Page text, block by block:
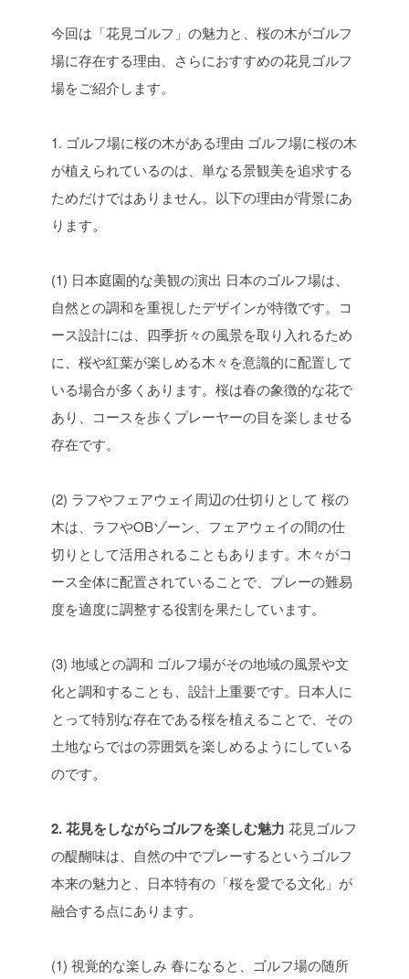
今回は「花見ゴルフ」の魅力と、桜の木がゴルフ
場に存在する理由、さらにおすすめの花見ゴルフ
場をご紹介します。
1. ゴルフ場に桜の木がある理由 ゴルフ場に桜の木
が植えられているのは、単なる景観美を追求する
ためだけではありません。以下の理由が背景にあ
ります。
(1) 日本庭園的な美観の演出 日本のゴルフ場は、
自然との調和を重視したデザインが特徴です。コ
ース設計には、四季折々の風景を取り入れるため
に、桜や紅葉が楽しめる木々を意識的に配置して
いる場合が多くあります。桜は春の象徴的な花で
あり、コースを歩くプレーヤーの目を楽しませる
存在です。
(2) ラフやフェアウェイ周辺の仕切りとして 桜の
木は、ラフやOBゾーン、フェアウェイの間の仕
切りとして活用されることもあります。木々がコ
ース全体に配置されていることで、プレーの難易
度を適度に調整する役割を果たしています。
(3) 地域との調和 ゴルフ場がその地域の風景や文
化と調和することも、設計上重要です。日本人に
とって特別な存在である桜を植えることで、その
土地ならではの雰囲気を楽しめるようにしている
のです。
2. 花見をしながらゴルフを楽しむ魅力 花見ゴルフ
の醍醐味は、自然の中でプレーするというゴルフ
本来の魅力と、日本特有の「桜を愛でる文化」が
融合する点にあります。
(1) 視覚的な楽しみ 春になると、ゴルフ場の随所